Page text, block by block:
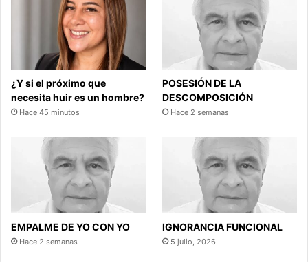
¿Y si el próximo que
necesita huir es un hombre?
Hace 45 minutos
POSESIÓN DE LA
DESCOMPOSICIÓN
Hace 2 semanas
EMPALME DE YO CON YO
Hace 2 semanas
IGNORANCIA FUNCIONAL
5 julio, 2026